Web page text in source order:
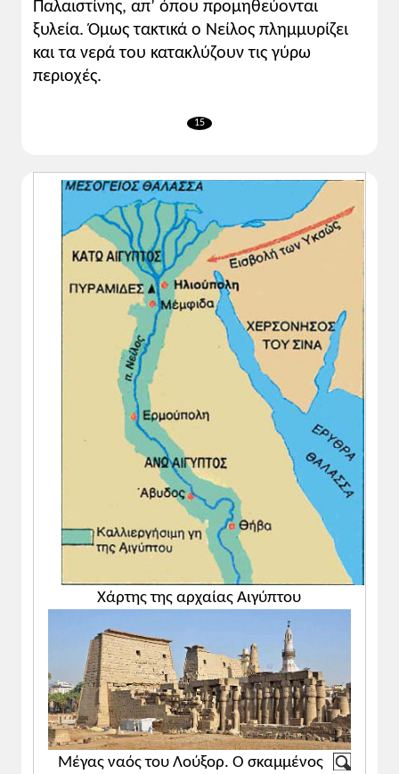
Παλαιστίνης, απ’ όπου προμηθεύονται
ξυλεία. Όμως τακτικά ο Νείλος πλημμυρίζει
και τα νερά του κατακλύζουν τις γύρω
περιοχές.
15
Χάρτης της αρχαίας Αιγύπτου
Μέγας ναός του Λούξορ. Ο σκαμμένος